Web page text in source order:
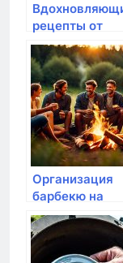
рецепты от
бабушки
искусство
кулинарии
Организация
барбекю на
природе:
особенности и
плюсы услуги